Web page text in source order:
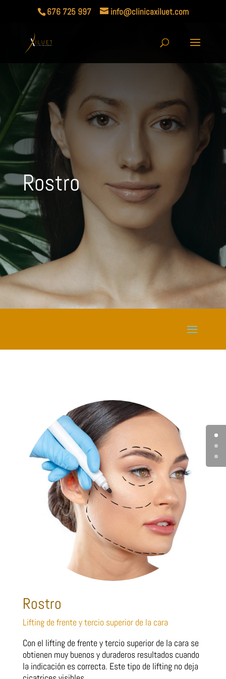
676 725 997 info@clinicaxiluet.com
Rostro
Rostro
Lifting de frente y tercio superior de la cara
Con el lifting de frente y tercio superior de la cara se
obtienen muy buenos y duraderos resultados cuando
la indicación es correcta. Este tipo de lifting no deja